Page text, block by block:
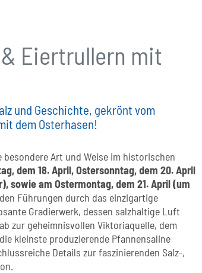
Eiertrullern mit
und Geschichte, gekrönt vom
dem Osterhasen!
Art und Weise im historischen
dem 18. April, Ostersonntag, dem 20. April
sowie am Ostermontag, dem 21. April (um
Führungen durch das einzigartige
Gradierwerk, dessen salzhaltige Luft
zur geheimnisvollen Viktoriaquelle, dem
kleinste produzierende Pfannensaline
Details zur faszinierenden Salz-,